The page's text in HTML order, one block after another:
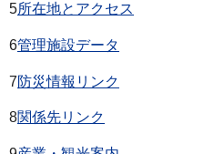
5所在地とアクセス
6管理施設データ
7防災情報リンク
8関係先リンク